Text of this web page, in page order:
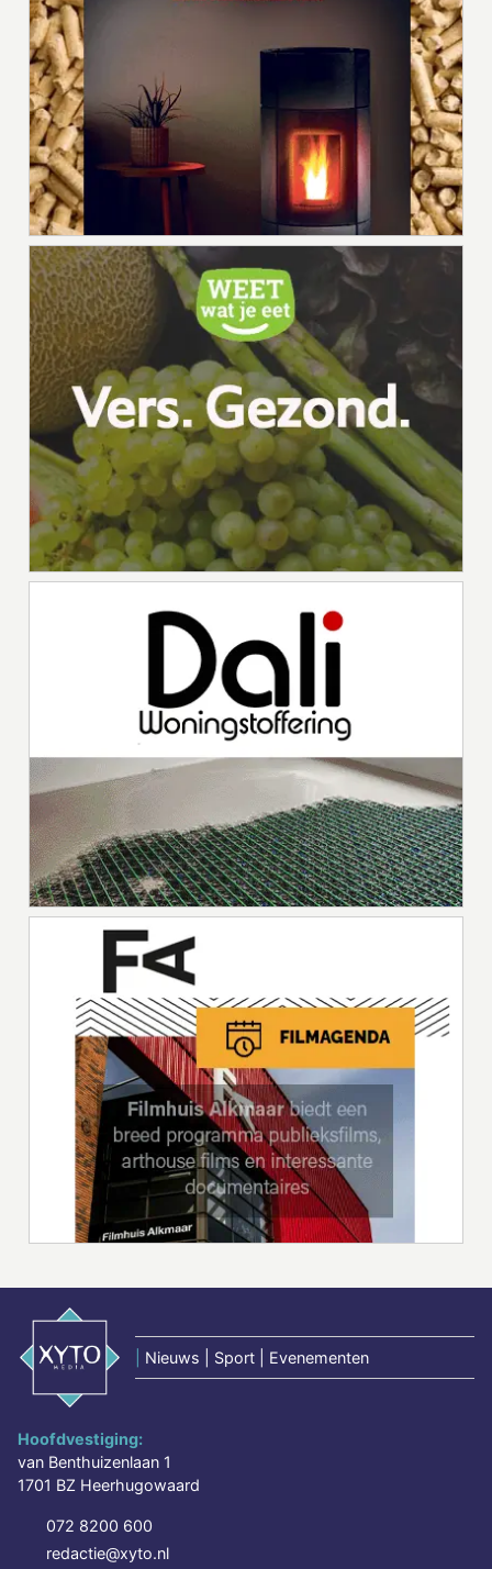
Nieuws | Sport | Evenementen
Hoofdvestiging:
van Benthuizenlaan 1
1701 BZ Heerhugowaard
072 8200 600
redactie@xyto.nl